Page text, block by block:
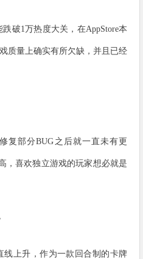
破1万热度大关，在AppStore本
质量上确实有所欠缺，并且已经
复部分BUG之后就一直未有更
，喜欢独立游戏的玩家想必就是
线上升，作为一款回合制的卡牌